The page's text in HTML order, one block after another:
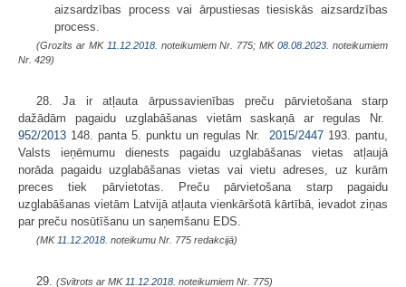
aizsardzības process vai ārpustiesas tiesiskās aizsardzības
process.
(Grozīts ar MK 11.12.2018. noteikumiem Nr. 775; MK08.08.2023. noteikumiem
Nr. 429)
28. Ja ir atļauta ārpussavienības preču pārvietošana starp
dažādām pagaidu uzglabāšanas vietām saskaņā ar regulas Nr.
952/2013 148. panta 5. punktu un regulas Nr. 2015/2447 193. pantu,
Valsts ieņēmumu dienests pagaidu uzglabāšanas vietas atļaujā
norāda pagaidu uzglabāšanas vietas vai vietu adreses, uz kurām
preces tiek pārvietotas. Preču pārvietošana starp pagaidu
uzglabāšanas vietām Latvijā atļauta vienkāršotā kārtībā, ievadot ziņas
par preču nosūtīšanu un saņemšanu EDS.
(MK 11.12.2018. noteikumu Nr. 775 redakcijā)
29. (Svītrots ar MK 11.12.2018. noteikumiem Nr. 775)